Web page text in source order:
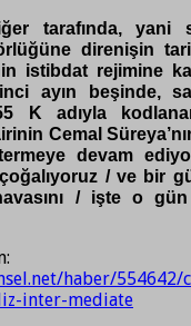
tarafında, yani
direnişin
istibdat rejimine
ayın beşinde,
K adıyla
Cemal
devam
/ ve bir
/ işte o
haber/554642/
inter-mediate